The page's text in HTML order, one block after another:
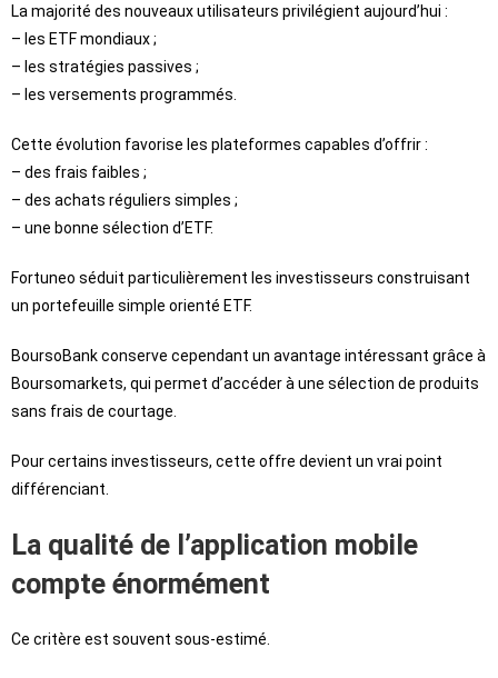
La majorité des nouveaux utilisateurs privilégient aujourd’hui :
– les ETF mondiaux ;
– les stratégies passives ;
– les versements programmés.
Cette évolution favorise les plateformes capables d’offrir :
– des frais faibles ;
– des achats réguliers simples ;
– une bonne sélection d’ETF.
Fortuneo séduit particulièrement les investisseurs construisant
un portefeuille simple orienté ETF.
BoursoBank conserve cependant un avantage intéressant grâce à
Boursomarkets, qui permet d’accéder à une sélection de produits
sans frais de courtage.
Pour certains investisseurs, cette offre devient un vrai point
différenciant.
La qualité de l’application mobile
compte énormément
Ce critère est souvent sous-estimé.